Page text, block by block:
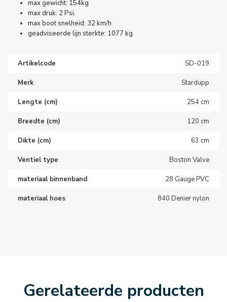
max gewicht: 154kg
max druk: 2 Psi.
max boot snelheid: 32 km/h
geadviseerde lijn sterkte: 1077 kg
Artikelcode SD-019
Merk Stardupp
Lengte (cm) 254 cm
Breedte (cm) 120 cm
Dikte (cm) 63 cm
Ventiel type Boston Valve
materiaal binnenband 28 Gauge PVC
materiaal hoes 840 Denier nylon
Gerelateerde producten